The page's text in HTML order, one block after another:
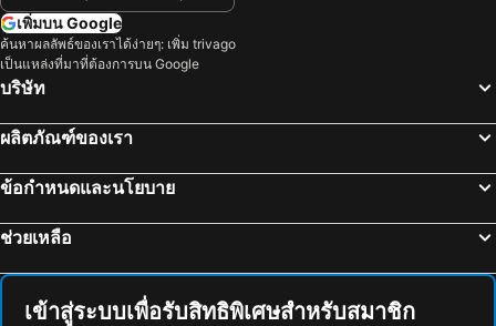
ลอนดอนคอร์ท
เฟิร์สต์เชิร์ชออฟไครสต์ไซแอนทิส
ทรินิตี้อาร์เคด
เพิ่มบน Google
ค้นหาผลลัพธ์ของเราได้ง่ายๆ: เพิ่ม trivago
เป็นแหล่งที่มาที่ต้องการบน Google
บริษัท
ผลิตภัณฑ์ของเรา
ข้อกำหนดและนโยบาย
ช่วยเหลือ
เข้าสู่ระบบเพื่อรับสิทธิพิเศษสำหรับสมาชิก